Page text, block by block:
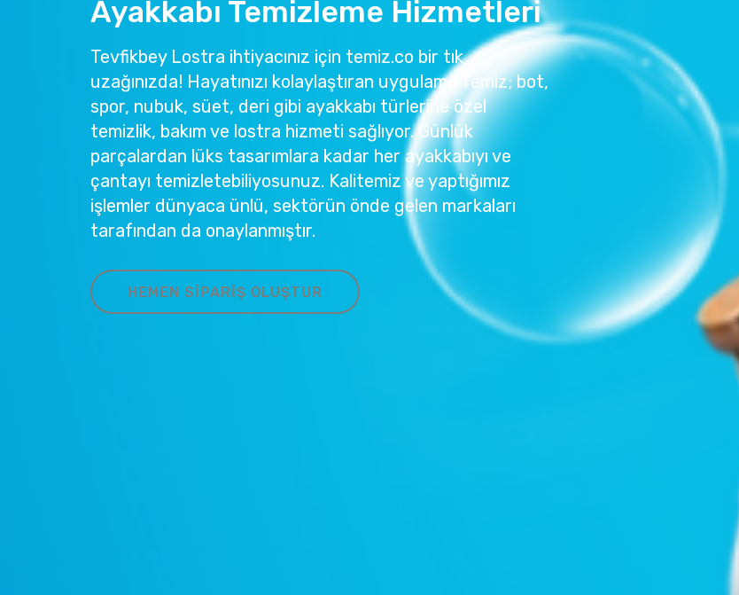
Ayakkabı Temizleme Hizmetleri
Tevfikbey Lostra ihtiyacınız için temiz.co bir tık
uzağınızda! Hayatınızı kolaylaştıran uygulama Temiz; bot,
spor, nubuk, süet, deri gibi ayakkabı türlerine özel
temizlik, bakım ve lostra hizmeti sağlıyor. Günlük
parçalardan lüks tasarımlara kadar her ayakkabıyı ve
çantayı temizletebiliyosunuz. Kalitemiz ve yaptığımız
işlemler dünyaca ünlü, sektörün önde gelen markaları
tarafından da onaylanmıştır.
HEMEN SIPARIŞ OLUŞTUR